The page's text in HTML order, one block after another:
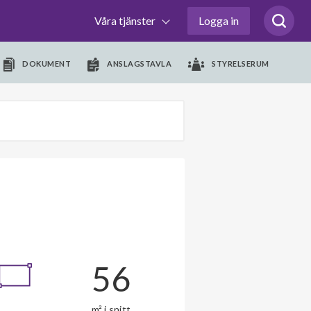
Våra tjänster Logga in
DOKUMENT ANSLAGSTAVLA STYRELSERUM
56